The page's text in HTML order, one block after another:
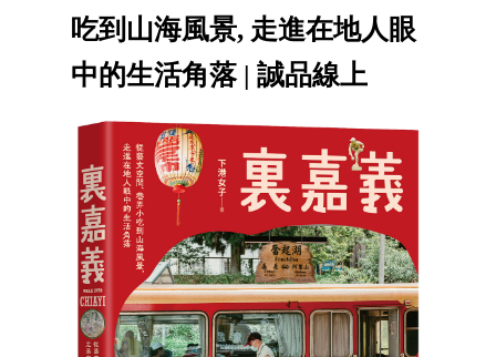
吃到山海風景, 走進在地人眼
中的生活角落 | 誠品線上